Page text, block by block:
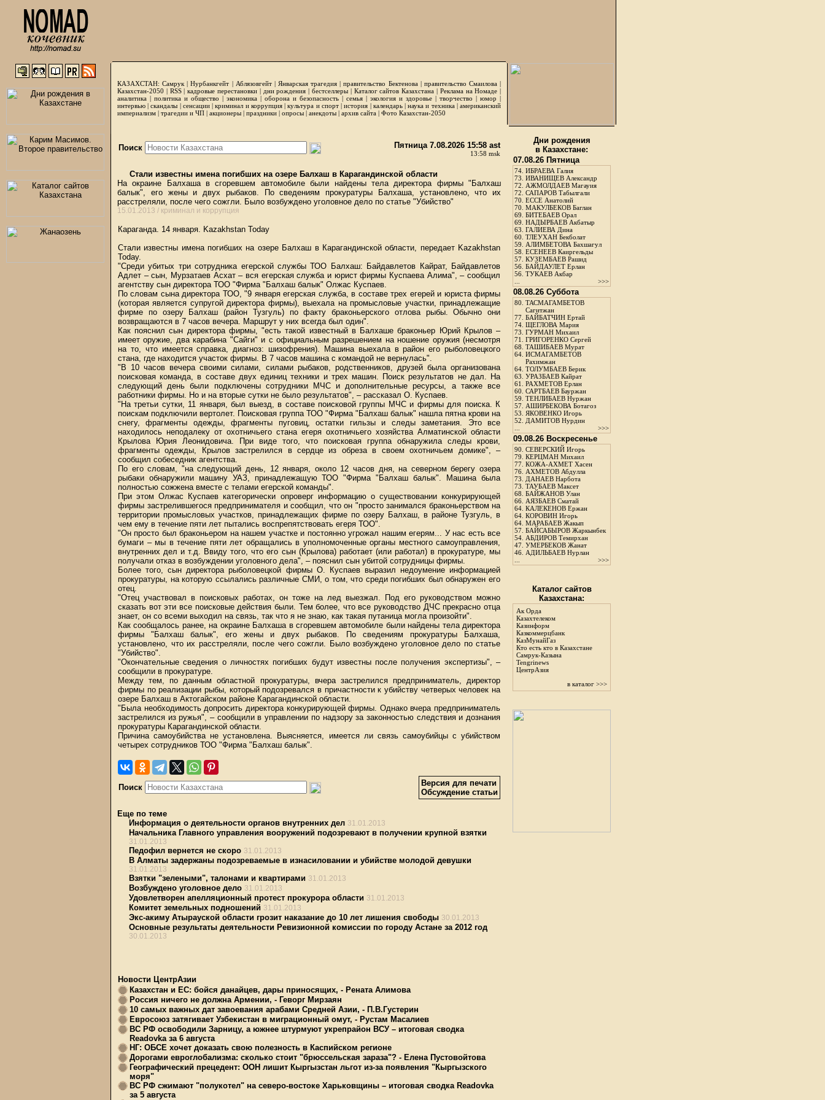
КАЗАХСТАН: Самрук |Нурбанкгейт | Аблязовгейт| Январская трагедия |правительство Бектенова| правительство Смаилова|
Казахстан-2050 | RSS|кадровые перестановки| дни рождения | бестселлеры| Каталог сайтов Казахстана | Реклама на Номаде |
аналитика | политика и общество | экономика | оборона и безопасность | семья | экология и здоровье | творчество | юмор |
интервью |скандалы | сенсации|криминал и коррупция|культура и спорт|история | календарь|наука и техника|американский
империализм | трагедии и ЧП | акционеры | праздники | опросы | анекдоты | архив сайта | Фото Казахстан-2050
Поиск Пятница 7.08.2026 15:58 ast
13:58 msk
Стали известны имена погибших на озере Балхаш в Карагандинской области
На окраине Балхаша в сгоревшем автомобиле были найдены тела директора фирмы "Балхаш
балык", его жены и двух рыбаков. По сведениям прокуратуры Балхаша, установлено, что их
расстреляли, после чего сожгли. Было возбуждено уголовное дело по статье "Убийство"
15.01.2013 / криминал и коррупция
Караганда. 14 января. Kazakhstan Today
Стали известны имена погибших на озере Балхаш в Карагандинской области, передает Kazakhstan
Today.
"Среди убитых три сотрудника егерской службы ТОО Балхаш: Байдавлетов Кайрат, Байдавлетов
Адлет – сын, Мурзатаев Асхат – вся егерская служба и юрист фирмы Куспаева Алима", – сообщил
агентству сын директора ТОО "Фирма "Балхаш балык" Олжас Куспаев.
По словам сына директора ТОО, "9 января егерская служба, в составе трех егерей и юриста фирмы
(которая является супругой директора фирмы), выехала на промысловые участки, принадлежащие
фирме по озеру Балхаш (район Тузгуль) по факту браконьерского отлова рыбы. Обычно они
возвращаются в 7 часов вечера. Маршрут у них всегда был один".
Как пояснил сын директора фирмы, "есть такой известный в Балхаше браконьер Юрий Крылов –
имеет оружие, два карабина "Сайги" и с официальным разрешением на ношение оружия (несмотря
на то, что имеется справка, диагноз: шизофрения). Машина выехала в район его рыболовецкого
стана, где находится участок фирмы. В 7 часов машина с командой не вернулась".
"В 10 часов вечера своими силами, силами рыбаков, родственников, друзей была организована
поисковая команда, в составе двух единиц техники и трех машин. Поиск результатов не дал. На
следующий день были подключены сотрудники МЧС и дополнительные ресурсы, а также все
работники фирмы. Но и на вторые сутки не было результатов", – рассказал О. Куспаев.
"На третьи сутки, 11 января, был выезд, в составе поисковой группы МЧС и фирмы для поиска. К
поискам подключили вертолет. Поисковая группа ТОО "Фирма "Балхаш балык" нашла пятна крови на
снегу, фрагменты одежды, фрагменты пуговиц, остатки гильзы и следы заметания. Это все
находилось неподалеку от охотничьего стана егеря охотничьего хозяйства Алматинской области
Крылова Юрия Леонидовича. При виде того, что поисковая группа обнаружила следы крови,
фрагменты одежды, Крылов застрелился в сердце из обреза в своем охотничьем домике", –
сообщил собеседник агентства.
По его словам, "на следующий день, 12 января, около 12 часов дня, на северном берегу озера
рыбаки обнаружили машину УАЗ, принадлежащую ТОО "Фирма "Балхаш балык". Машина была
полностью сожжена вместе с телами егерской команды".
При этом Олжас Куспаев категорически опроверг информацию о существовании конкурирующей
фирмы застрелившегося предпринимателя и сообщил, что он "просто занимался браконьерством на
территории промысловых участков, принадлежащих фирме по озеру Балхаш, в районе Тузгуль, в
чем ему в течение пяти лет пытались воспрепятствовать егеря ТОО".
"Он просто был браконьером на нашем участке и постоянно угрожал нашим егерям... У нас есть все
бумаги – мы в течение пяти лет обращались в уполномоченные органы местного самоуправления,
внутренних дел и т.д. Ввиду того, что его сын (Крылова) работает (или работал) в прокуратуре, мы
получали отказ в возбуждении уголовного дела", – пояснил сын убитой сотрудницы фирмы.
Более того, сын директора рыболовецкой фирмы О. Куспаев выразил недоумение информацией
прокуратуры, на которую ссылались различные СМИ, о том, что среди погибших был обнаружен его
отец.
"Отец участвовал в поисковых работах, он тоже на лед выезжал. Под его руководством можно
сказать вот эти все поисковые действия были. Тем более, что все руководство ДЧС прекрасно отца
знает, он со всеми выходил на связь, так что я не знаю, как такая путаница могла произойти".
Как сообщалось ранее, на окраине Балхаша в сгоревшем автомобиле были найдены тела директора
фирмы "Балхаш балык", его жены и двух рыбаков. По сведениям прокуратуры Балхаша,
установлено, что их расстреляли, после чего сожгли. Было возбуждено уголовное дело по статье
"Убийство".
"Окончательные сведения о личностях погибших будут известны после получения экспертизы", –
сообщили в прокуратуре.
Между тем, по данным областной прокуратуры, вчера застрелился предприниматель, директор
фирмы по реализации рыбы, который подозревался в причастности к убийству четверых человек на
озере Балхаш в Актогайском районе Карагандинской области.
"Была необходимость допросить директора конкурирующей фирмы. Однако вчера предприниматель
застрелился из ружья", – сообщили в управлении по надзору за законностью следствия и дознания
прокуратуры Карагандинской области.
Причина самоубийства не установлена. Выясняется, имеется ли связь самоубийцы с убийством
четырех сотрудников ТОО "Фирма "Балхаш балык".
Поиск
Версия для печати
Обсуждение статьи
Еще по теме
Информация о деятельности органов внутренних дел 31.01.2013
Начальника Главного управления вооружений подозревают в получении крупной взятки
31.01.2013
Педофил вернется не скоро 31.01.2013
В Алматы задержаны подозреваемые в изнасиловании и убийстве молодой девушки
31.01.2013
Взятки "зелеными", талонами и квартирами 31.01.2013
Возбуждено уголовное дело 31.01.2013
Удовлетворен апелляционный протест прокурора области 31.01.2013
Комитет земельных подношений 31.01.2013
Экс-акиму Атырауской области грозит наказание до 10 лет лишения свободы 30.01.2013
Основные результаты деятельности Ревизионной комиссии по городу Астане за 2012 год
30.01.2013
Новости ЦентрАзии
Казахстан и ЕС: бойся данайцев, дары приносящих, - Рената Алимова
Россия ничего не должна Армении, - Геворг Мирзаян
10 самых важных дат завоевания арабами Средней Азии, - П.В.Густерин
Евросоюз затягивает Узбекистан в миграционный омут, - Рустам Масалиев
ВС РФ освободили Зарницу, а южнее штурмуют укрепрайон ВСУ – итоговая сводка
Readovka за 6 августа
НГ: ОБСЕ хочет доказать свою полезность в Каспийском регионе
Дорогами евроглобализма: сколько стоит "брюссельская зараза"? - Елена Пустовойтова
Географический прецедент: ООН лишит Кыргызстан льгот из-за появления "Кыргызского
моря"
ВС РФ сжимают "полукотел" на северо-востоке Харьковщины – итоговая сводка Readovka
за 5 августа
Дни рождения
в Казахстане:
07.08.26 Пятница
74. ИБРАЕВА Галия
73. ИВАНИЩЕВ Александр
72. АЖМОЛДАЕВ Магауия
72. САПАРОВ Табылгали
70. ЕССЕ Анатолий
70. МАКУЛБЕКОВ Баглан
69. БИТЕБАЕВ Орал
69. НАДЫРБАЕВ Акбатыр
63. ГАЛИЕВА Дина
60. ТЛЕУХАН Бекболат
59. АЛИМБЕТОВА Бахшагул
58. ЕСЕНЕЕВ Каиргельды
57. КУЗЕМБАЕВ Рашид
56. БАЙДАУЛЕТ Ерлан
56. ТУКАЕВ Акбар
>>>
08.08.26 Суббота
80. ТАСМАГАМБЕТОВ
Сагитжан
77. БАЙБАТЧИН Ертай
74. ЩЕГЛОВА Мария
73. ГУРМАН Михаил
71. ГРИГОРЕНКО Сергей
68. ТАШИБАЕВ Мурат
64. ИСМАГАМБЕТОВ
Рахимжан
64. ТОЛУМБАЕВ Берик
63. УРАЗБАЕВ Кайрат
61. РАХМЕТОВ Ерлан
60. САРТБАЕВ Бауржан
59. ТЕНЛИБАЕВ Нуржан
57. АШИРБЕКОВА Ботагоз
53. ЯКОВЕНКО Игорь
52. ДАМИТОВ Нурдин
>>>
09.08.26 Воскресенье
90. СЕВЕРСКИЙ Игорь
79. КЕРЦМАН Михаил
77. КОЖА-АХМЕТ Хасен
76. АХМЕТОВ Абдулла
73. ДАНАЕВ Нарбота
73. ТАУБАЕВ Максет
68. БАЙЖАНОВ Улан
66. АЯЗБАЕВ Сматай
64. КАЛЕКЕНОВ Ержан
64. КОРОВИН Игорь
64. МАРАБАЕВ Жакып
57. БАЙСАБЫРОВ Жаркынбек
54. АБДИРОВ Темирхан
47. УМЕРБЕКОВ Жанат
46. АДИЛЬБАЕВ Нурлан
>>>
Каталог сайтов
Казахстана:
Ак Орда
Казахтелеком
Казинформ
Казкоммерцбанк
КазМунайГаз
Кто есть кто в Казахстане
Самрук-Казына
Tengrinews
ЦентрАзия
в каталог >>>